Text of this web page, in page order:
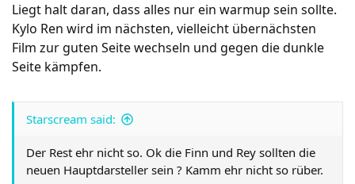
Liegt halt daran, dass alles nur ein warmup sein sollte.
Kylo Ren wird im nächsten, vielleicht übernächsten
Film zur guten Seite wechseln und gegen die dunkle
Seite kämpfen.
Starscream said:
Der Rest ehr nicht so. Ok die Finn und Rey sollten die
neuen Hauptdarsteller sein ? Kamm ehr nicht so rüber.